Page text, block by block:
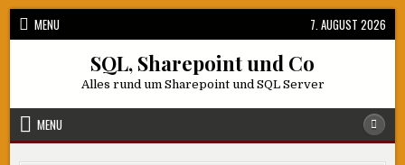
Skip
MENU 7. AUGUST 2026
SQL, Sharepoint und Co
Alles rund um Sharepoint und SQL Server
MENU